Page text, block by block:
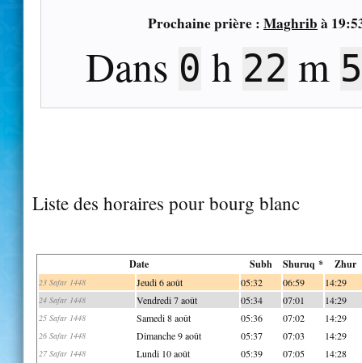
Prochaine prière : Maghrib à
Dans 0 h 22 m
Liste des horaires pour bourg blanc
Date Subh Shuruq * Zhur
23 Safar 1448 Jeudi 6 août 05:32 06:59 14:29
24 Safar 1448 Vendredi 7 août 05:34 07:01 14:29
25 Safar 1448 Samedi 8 août 05:36 07:02 14:29
26 Safar 1448 Dimanche 9 août 05:37 07:03 14:29
27 Safar 1448 Lundi 10 août 05:39 07:05 14:28